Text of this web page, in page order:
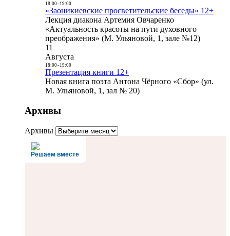
18:00- 19:00
«Заоникиевские просветительские беседы» 12+
Лекция диакона Артемия Овчаренко
«Актуальность красоты на пути духовного
преображения» (М. Ульяновой, 1, зале №12)
11
Августа
18:00- 19:00
Презентация книги 12+
Новая книга поэта Антона Чёрного «Сбор» (ул.
М. Ульяновой, 1, зал № 20)
Архивы
Архивы
Решаем вместе